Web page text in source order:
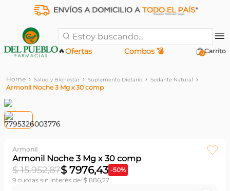
Estoy buscando...
Ofertas
🔥 Combos 💣 0
Salud y Bienestar Suplemento Dietario Sedante Natural
Armonil Noche 3 Mg x 30 comp
Armonil
Armonil Noche 3 Mg x 30 comp
$ 15.952,87$ 7976,43 -50%
9 cuotas sin interés de: $ 886,27